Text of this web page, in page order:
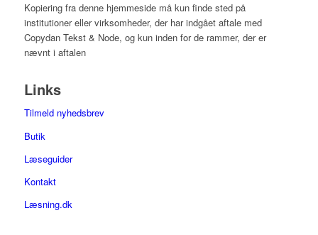
Kopiering fra denne hjemmeside må kun finde sted på
institutioner eller virksomheder, der har indgået aftale med
Copydan Tekst & Node, og kun inden for de rammer, der er
nævnt i aftalen
Links
Tilmeld nyhedsbrev
Butik
Læseguider
Kontakt
Læsning.dk